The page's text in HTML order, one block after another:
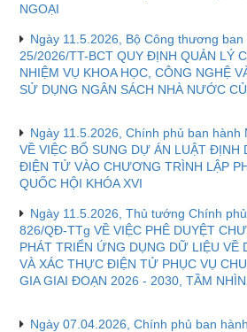
NGOẠI
Ngày 11.5.2026, Bộ Công thương
25/2026/TT-BCT QUY ĐỊNH QUẢN LÝ
NHIỆM VỤ KHOA HỌC, CÔNG NGHỆ
SỬ DỤNG NGÂN SÁCH NHÀ NƯỚC
Ngày 11.5.2026, Chính phủ ban hành
VỀ VIỆC BỔ SUNG DỰ ÁN LUẬT ĐỊNH
ĐIỆN TỬ VÀO CHƯƠNG TRÌNH LẬP
QUỐC HỘI KHÓA XVI
Ngày 11.5.2026, Thủ tướng Chính
826/QĐ-TTg VỀ VIỆC PHÊ DUYỆT
PHÁT TRIỂN ỨNG DỤNG DỮ LIỆU VỀ
VÀ XÁC THỰC ĐIỆN TỬ PHỤC VỤ
GIA GIAI ĐOẠN 2026 - 2030, TẦM
Ngày 07.04.2026, Chính phủ ban